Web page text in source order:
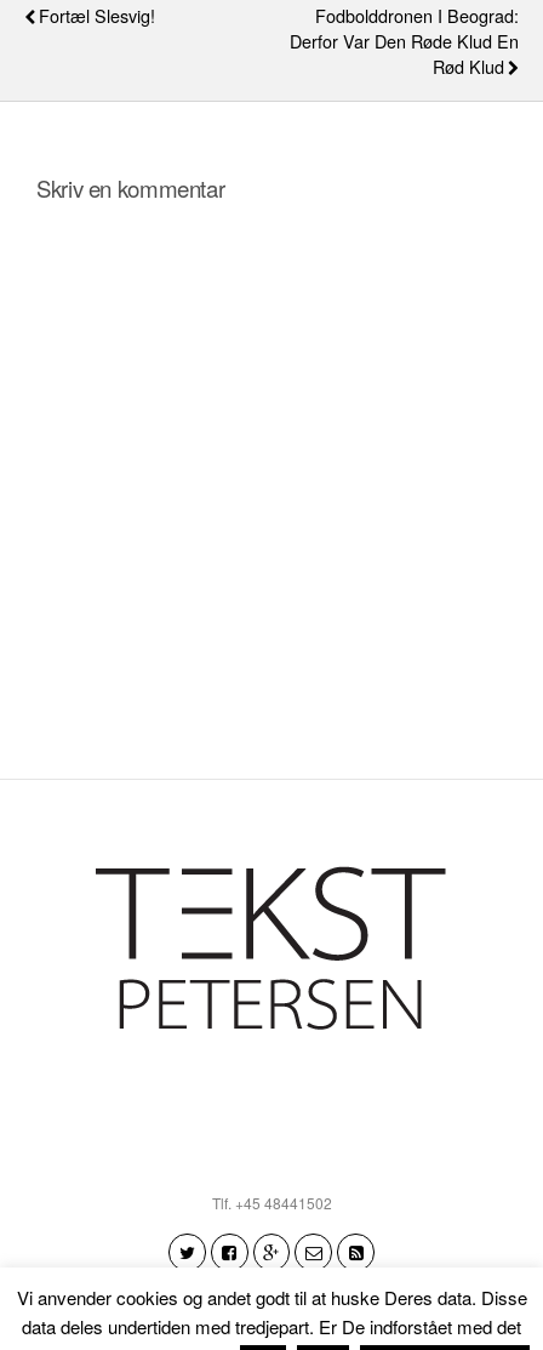
Fortæl Slesvig!
Fodbolddronen I Beograd:
Derfor Var Den Røde Klud En
Rød Klud
Skriv en kommentar
Tlf. +45 48441502
Vi anvender cookies og andet godt til at huske Deres data. Disse
data deles undertiden med tredjepart. Er De indforstået med det